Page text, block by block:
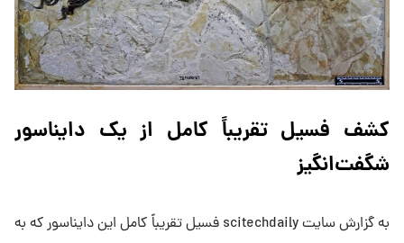
کشف فسیل تقریباً کامل از یک دایناسور
شگفت‌انگیز
به گزارش سایت scitechdaily فسیل تقریباً کامل این دایناسور که به